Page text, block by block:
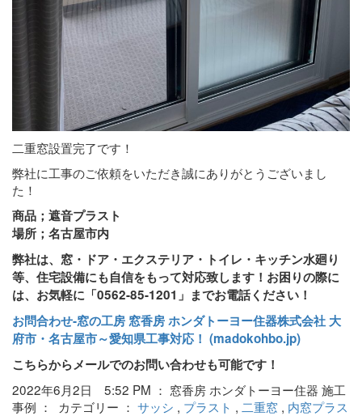
二重窓設置完了です！
弊社に工事のご依頼をいただき誠にありがとうございまし
た！
商品；遮音プラスト
場所；名古屋市内
弊社は、窓・ドア・エクステリア・トイレ・キッチン水廻り
等、住宅設備にも自信をもって対応致します！お困りの際に
は、お気軽に「0562-85-1201」までお電話ください！
お問合わせ‐窓の工房 窓香房 ホンダトーヨー住器株式会社 大
府市・名古屋市～愛知県工事対応！ (madokohbo.jp)
こちらからメールでのお問い合わせも可能です！
2022年6月2日 5:52 PM ： 窓香房 ホンダトーヨー住器 施工
事例 ： カテゴリー ： サッシ , プラスト , 二重窓 , 内窓プラス